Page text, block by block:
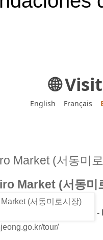
🌐
English Français
Market (서동미
Market (서동미
-
tour/